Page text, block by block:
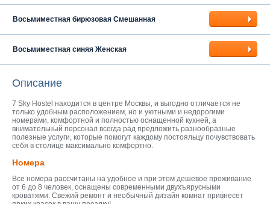
Восьмиместная бирюзовая Смешанная
Восьмиместная синяя Женская
Описание
7 Sky Hostel находится в центре Москвы, и выгодно отличается не
только удобным расположением, но и уютными и недорогими
номерами, комфортной и полностью оснащенной кухней, а
внимательный персонал всегда рад предложить разнообразные
полезные услуги, которые помогут каждому постояльцу почувствовать
себя в столице максимально комфортно.
Номера
Все номера рассчитаны на удобное и при этом дешевое проживание
от 6 до 8 человек, оснащены современными двухъярусными
кроватями. Свежий ремонт и необычный дизайн комнат привнесет